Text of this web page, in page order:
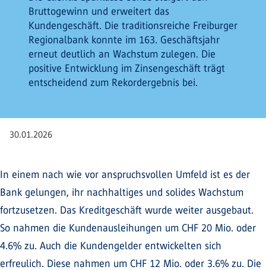
Bruttogewinn und erweitert das
Kundengeschäft. Die traditionsreiche Freiburger
Regionalbank konnte im 163. Geschäftsjahr
erneut deutlich an Wachstum zulegen. Die
positive Entwicklung im Zinsengeschäft trägt
entscheidend zum Rekordergebnis bei.
30.01.2026
In einem nach wie vor anspruchsvollen Umfeld ist es der
Bank gelungen, ihr nachhaltiges und solides Wachstum
fortzusetzen. Das Kreditgeschäft wurde weiter ausgebaut.
So nahmen die Kundenausleihungen um CHF 20 Mio. oder
4.6% zu. Auch die Kundengelder entwickelten sich
erfreulich. Diese nahmen um CHF 12 Mio. oder 3.6% zu. Die